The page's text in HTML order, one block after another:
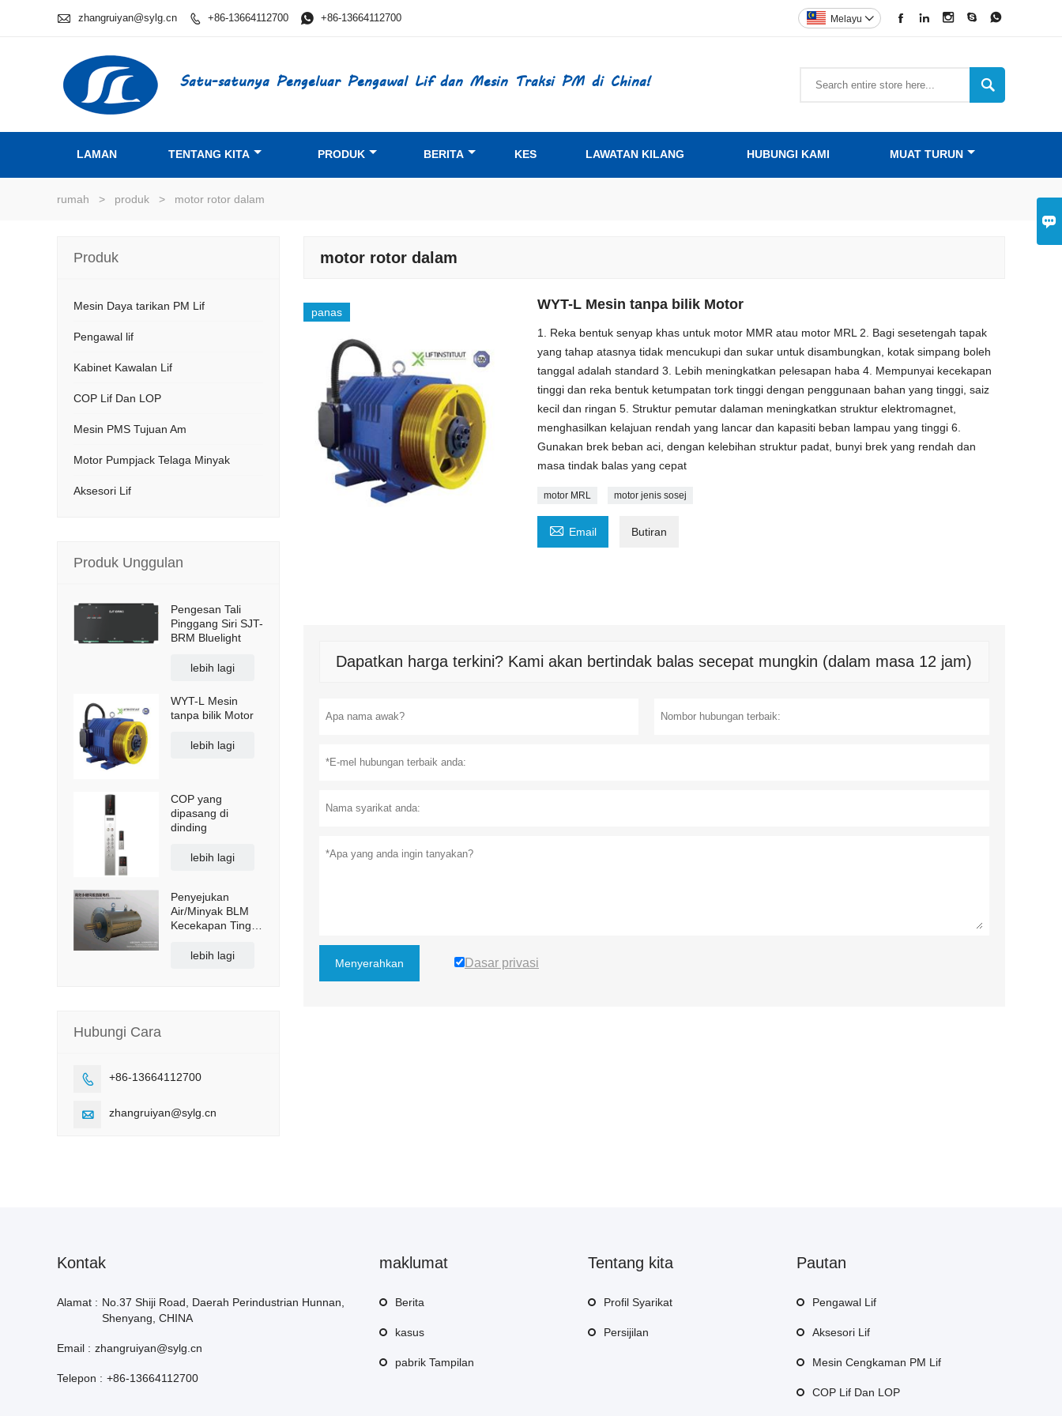

 zhangruiyan@sylg.cn  +86-13664112700  +86-13664112700     
Melayu 
Satu-satunya Pengeluar Pengawal Lif dan Mesin Traksi PM di China! 
LAMAN TENTANG KITA PRODUK BERITA KES LAWATAN KILANG HUBUNGI KAMI MUAT TURUN
rumah > produk > motor rotor dalam
motor rotor dalam
panas WYT-L Mesin tanpa bilik Motor
1. Reka bentuk senyap khas untuk motor MMR atau motor MRL 2. Bagi sesetengah tapak
yang tahap atasnya tidak mencukupi dan sukar untuk disambungkan, kotak simpang boleh
tanggal adalah standard 3. Lebih meningkatkan pelesapan haba 4. Mempunyai kecekapan
tinggi dan reka bentuk ketumpatan tork tinggi dengan penggunaan bahan yang tinggi, saiz
kecil dan ringan 5. Struktur pemutar dalaman meningkatkan struktur elektromagnet,
menghasilkan kelajuan rendah yang lancar dan kapasiti beban lampau yang tinggi 6.
Gunakan brek beban aci, dengan kelebihan struktur padat, bunyi brek yang rendah dan
masa tindak balas yang cepat
motor MRL motor jenis sosej
 Email Butiran
Dapatkan harga terkini? Kami akan bertindak balas secepat mungkin (dalam masa 12 jam)
Menyerahkan Dasar privasi
Produk
Mesin Daya tarikan PM Lif
Pengawal lif
Kabinet Kawalan Lif
COP Lif Dan LOP
Mesin PMS Tujuan Am
Motor Pumpjack Telaga Minyak
Aksesori Lif
Produk Unggulan
Pengesan Tali
Pinggang Siri SJT-
BRM Bluelight
lebih lagi
WYT-L Mesin
tanpa bilik Motor
lebih lagi
COP yang
dipasang di
dinding
lebih lagi
Penyejukan
Air/Minyak BLM
Kecekapan Tinggi
Servo Motor
lebih lagi
Hubungi Cara
 +86-13664112700
 zhangruiyan@sylg.cn
Kontak
Alamat : No.37 Shiji Road, Daerah Perindustrian Hunnan,
Shenyang, CHINA
Email : zhangruiyan@sylg.cn
Telepon : +86-13664112700
maklumat
Berita
kasus
pabrik Tampilan
Tentang kita
Profil Syarikat
Persijilan
Pautan
Pengawal Lif
Aksesori Lif
Mesin Cengkaman PM Lif
COP Lif Dan LOP